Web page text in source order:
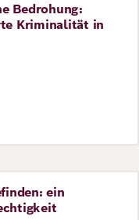
Bedrohung:
Kriminalität in
ein